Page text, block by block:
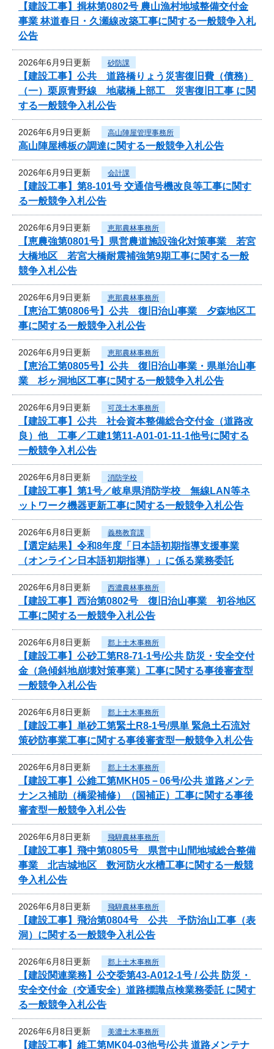
【建設工事】揖林第0802号 農山漁村地域整備交付金
事業 林道春日・久瀬線改築工事に関する一般競争入札
公告
2026年6月9日更新 砂防課
【建設工事】公共 道路橋りょう災害復旧費（債務）
（一）栗原青野線 地蔵橋上部工 災害復旧工事 に関
する一般競争入札公告
2026年6月9日更新 高山陣屋管理事務所
高山陣屋榑板の調達に関する一般競争入札公告
2026年6月9日更新 会計課
【建設工事】第8-101号 交通信号機改良等工事に関す
る一般競争入札公告
2026年6月9日更新 恵那農林事務所
【恵農強第0801号】県営農道施設強化対策事業 若宮
大橋地区 若宮大橋耐震補強第9期工事に関する一般
競争入札公告
2026年6月9日更新 恵那農林事務所
【恵治工第0806号】公共 復旧治山事業 夕森地区工
事に関する一般競争入札公告
2026年6月9日更新 恵那農林事務所
【恵治工第0805号】公共 復旧治山事業・県単治山事
業 杉ヶ洞地区工事に関する一般競争入札公告
2026年6月9日更新 可茂土木事務所
【建設工事】公共 社会資本整備総合交付金（道路改
良）他 工事／工建1第11-A01-01-11-1他号に関する
一般競争入札公告
2026年6月8日更新 消防学校
【建設工事】第1号／岐阜県消防学校 無線LAN等ネ
ットワーク機器更新工事に関する一般競争入札公告
2026年6月8日更新 義務教育課
【選定結果】令和8年度「日本語初期指導支援事業
（オンライン日本語初期指導）」に係る業務委託
2026年6月8日更新 西濃農林事務所
【建設工事】西治第0802号 復旧治山事業 初谷地区
工事に関する一般競争入札公告
2026年6月8日更新 郡上土木事務所
【建設工事】公砂工第R8-71-1号/公共 防災・安全交付
金（急傾斜地崩壊対策事業）工事に関する事後審査型
一般競争入札公告
2026年6月8日更新 郡上土木事務所
【建設工事】単砂工第緊土R8-1号/県単 緊急土石流対
策砂防事業工事に関する事後審査型一般競争入札公告
2026年6月8日更新 郡上土木事務所
【建設工事】公維工第MKH05－06号/公共 道路メンテ
ナンス補助（橋梁補修）（国補正）工事に関する事後
審査型一般競争入札公告
2026年6月8日更新 飛騨農林事務所
【建設工事】飛中第0805号 県営中山間地域総合整備
事業 北吉城地区 数河防火水槽工事に関する一般競
争入札公告
2026年6月8日更新 飛騨農林事務所
【建設工事】飛治第0804号 公共 予防治山工事（表
洞）に関する一般競争入札公告
2026年6月8日更新 郡上土木事務所
【建設関連業務】公交委第43-A012-1号 / 公共 防災・
安全交付金（交通安全）道路標識点検業務委託 に関す
る一般競争入札公告
2026年6月8日更新 美濃土木事務所
【建設工事】維工第MK04-03他号/公共 道路メンテナ